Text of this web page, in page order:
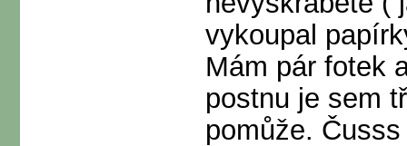
vykoupal
Mám pár fotek
postnu je sem
pomůže. Čusss